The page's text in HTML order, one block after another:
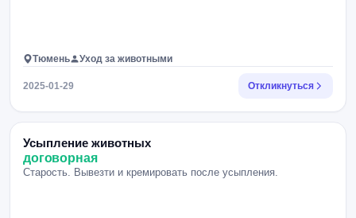
Тюмень Уход за животными
2025-01-29 Откликнуться
Усыпление животных
договорная
Старость. Вывезти и кремировать после усыпления.